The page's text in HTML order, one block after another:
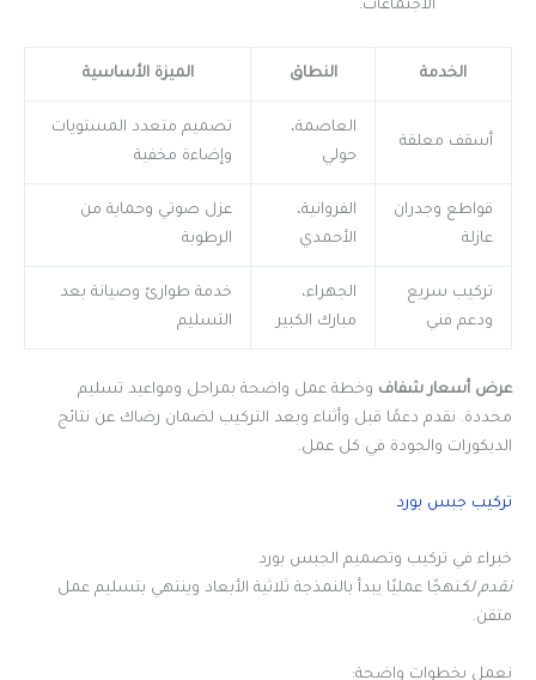
الاجتماعات.
الخدمة النطاق الميزة الأساسية
أسقف معلقة
العاصمة،
حولي
تصميم متعدد المستويات
وإضاءة مخفية
قواطع وجدران
عازلة
الفروانية،
الأحمدي
عزل صوتي وحماية من
الرطوبة
تركيب سريع
ودعم فني
الجهراء،
مبارك الكبير
خدمة طوارئ وصيانة بعد
التسليم
عرض أسعار شفاف وخطة عمل واضحة بمراحل ومواعيد تسليم
محددة. نقدم دعمًا قبل وأثناء وبعد التركيب لضمان رضاك عن نتائج
الديكورات والجودة في كل عمل.
تركيب جبس بورد
خبراء في تركيب وتصميم الجبس بورد
نقدم لكنهجًا عمليًا يبدأ بالنمذجة ثلاثية الأبعاد وينتهي بتسليم عمل
متقن.
نعمل بخطوات واضحة: